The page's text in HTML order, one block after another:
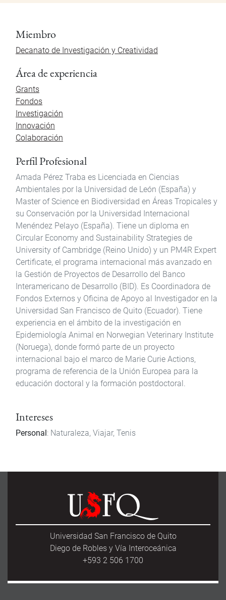
Miembro
Decanato de Investigación y Creatividad
Área de experiencia
Grants
Fondos
Investigación
Innovación
Colaboración
Perfil Profesional
Amada Pérez Traba es Licenciada en Ciencias
Ambientales por la Universidad de León (España) y
Master of Science en Biodiversidad en Áreas Tropicales y
su Conservación por la Universidad Internacional
Menéndez Pelayo (España). Tiene un diploma en
Circular Economy and Sustainability Strategies de
University of Cambridge (Reino Unido) y un PM4R Expert
Certificate, el programa internacional más avanzado en
la Gestión de Proyectos de Desarrollo del Banco
Interamericano de Desarrollo (BID). Es Coordinadora de
Fondos Externos y Oficina de Apoyo al Investigador en la
Universidad San Francisco de Quito (Ecuador). Tiene
experiencia en el ámbito de la investigación en
Epidemiología Animal en Norwegian Veterinary Institute
(Noruega), donde formó parte de un proyecto
internacional bajo el marco de Marie Curie Actions,
programa de referencia de la Unión Europea para la
educación doctoral y la formación postdoctoral.
Intereses
Personal: Naturaleza, Viajar, Tenis
Universidad San Francisco de Quito
Diego de Robles y Vía Interoceánica
+593 2 506 1700